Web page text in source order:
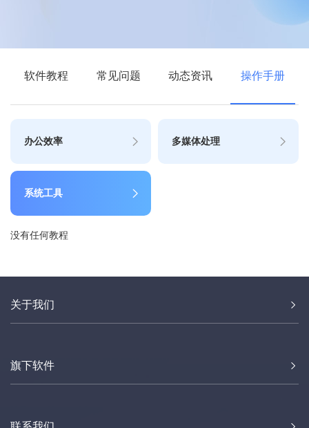
软件教程 常见问题 动态资讯 操作手册
办公效率 多媒体处理
系统工具
没有任何教程
关于我们
旗下软件